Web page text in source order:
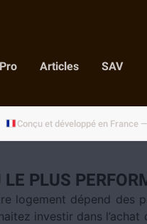
Articles SAV
PLUS
logement dépend des
investir dans l’achat